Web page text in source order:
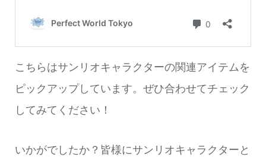
こちらはサンリオキャラクターの関連アイテムを
ピックアップしています。ぜひ合わせてチェック
してみてください！
いかがでしたか？皆様にサンリオキャラクターと